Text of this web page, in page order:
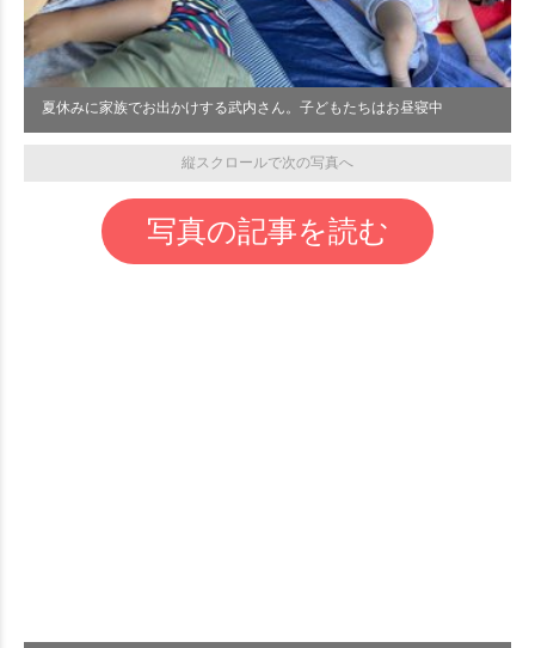
夏休みに家族でお出かけする武内さん。子どもたちはお昼寝中
縦スクロールで次の写真へ
写真の記事を読む